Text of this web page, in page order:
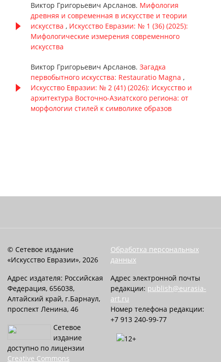
Виктор Григорьевич Арсланов. Мифология
древняя и современная в искусстве и теории
искусства , Искусство Евразии: № 1 (36) (2025):
Мифологические измерения современного
искусства
Виктор Григорьевич Арсланов. Загадка
первобытного искусства: Restauratio Magna ,
Искусство Евразии: № 2 (41) (2026): Искусство и
архитектура Восточно-Азиатского региона: от
морфологии стилей к символике образов
© Сетевое издание
«Искусство Евразии», 2026
Адрес издателя: Российская
Федерация, 656038,
Алтайский край, г.Барнаул,
проспект Ленина, 46
Сетевое
издание
доступно по лицензии
Creative Commons
Обработка персональных
данных
Адрес электронной почты
редакции: publish@eurasia-
art.ru
Номер телефона редакции:
+7 913 240-99-77